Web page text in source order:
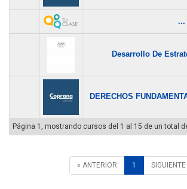
...
Desarrollo De
DERECHOS
Página 1, mostrando cursos del 1 al 15 de un total
« ANTERIOR 1 SIGUIENTE